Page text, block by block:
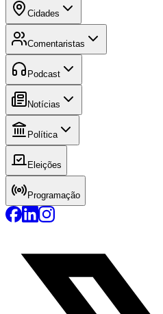
Cidades
Comentaristas
Podcast
Notícias
Política
Eleições
Programação